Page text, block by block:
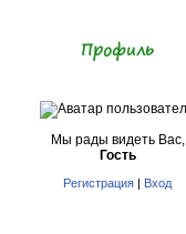
Профиль
Мы рады видеть Вас,
Гость
Регистрация | Вход